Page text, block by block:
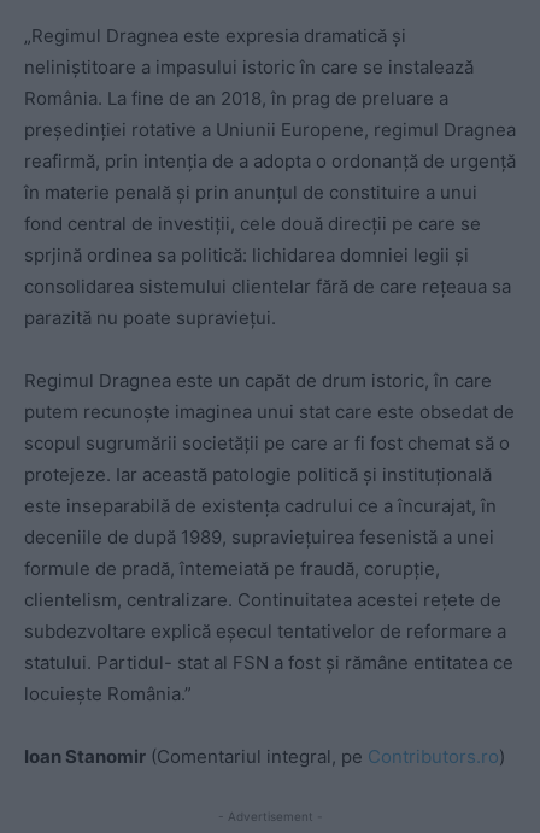
„Regimul Dragnea este expresia dramatică şi
neliniştitoare a impasului istoric în care se instalează
România. La fine de an 2018, în prag de preluare a
preşedinţiei rotative a Uniunii Europene, regimul Dragnea
reafirmă, prin intenţia de a adopta o ordonanţă de urgenţă
în materie penală şi prin anunţul de constituire a unui
fond central de investiţii, cele două direcţii pe care se
sprjină ordinea sa politică: lichidarea domniei legii şi
consolidarea sistemului clientelar fără de care reţeaua sa
parazită nu poate supravieţui.
Regimul Dragnea este un capăt de drum istoric, în care
putem recunoşte imaginea unui stat care este obsedat de
scopul sugrumării societăţii pe care ar fi fost chemat să o
protejeze. Iar această patologie politică şi instituţională
este inseparabilă de existenţa cadrului ce a încurajat, în
deceniile de după 1989, supravieţuirea fesenistă a unei
formule de pradă, întemeiată pe fraudă, corupţie,
clientelism, centralizare. Continuitatea acestei reţete de
subdezvoltare explică eşecul tentativelor de reformare a
statului. Partidul- stat al FSN a fost şi rămâne entitatea ce
locuieşte România.”
Ioan Stanomir (Comentariul integral, pe Contributors.ro)
- Advertisement -